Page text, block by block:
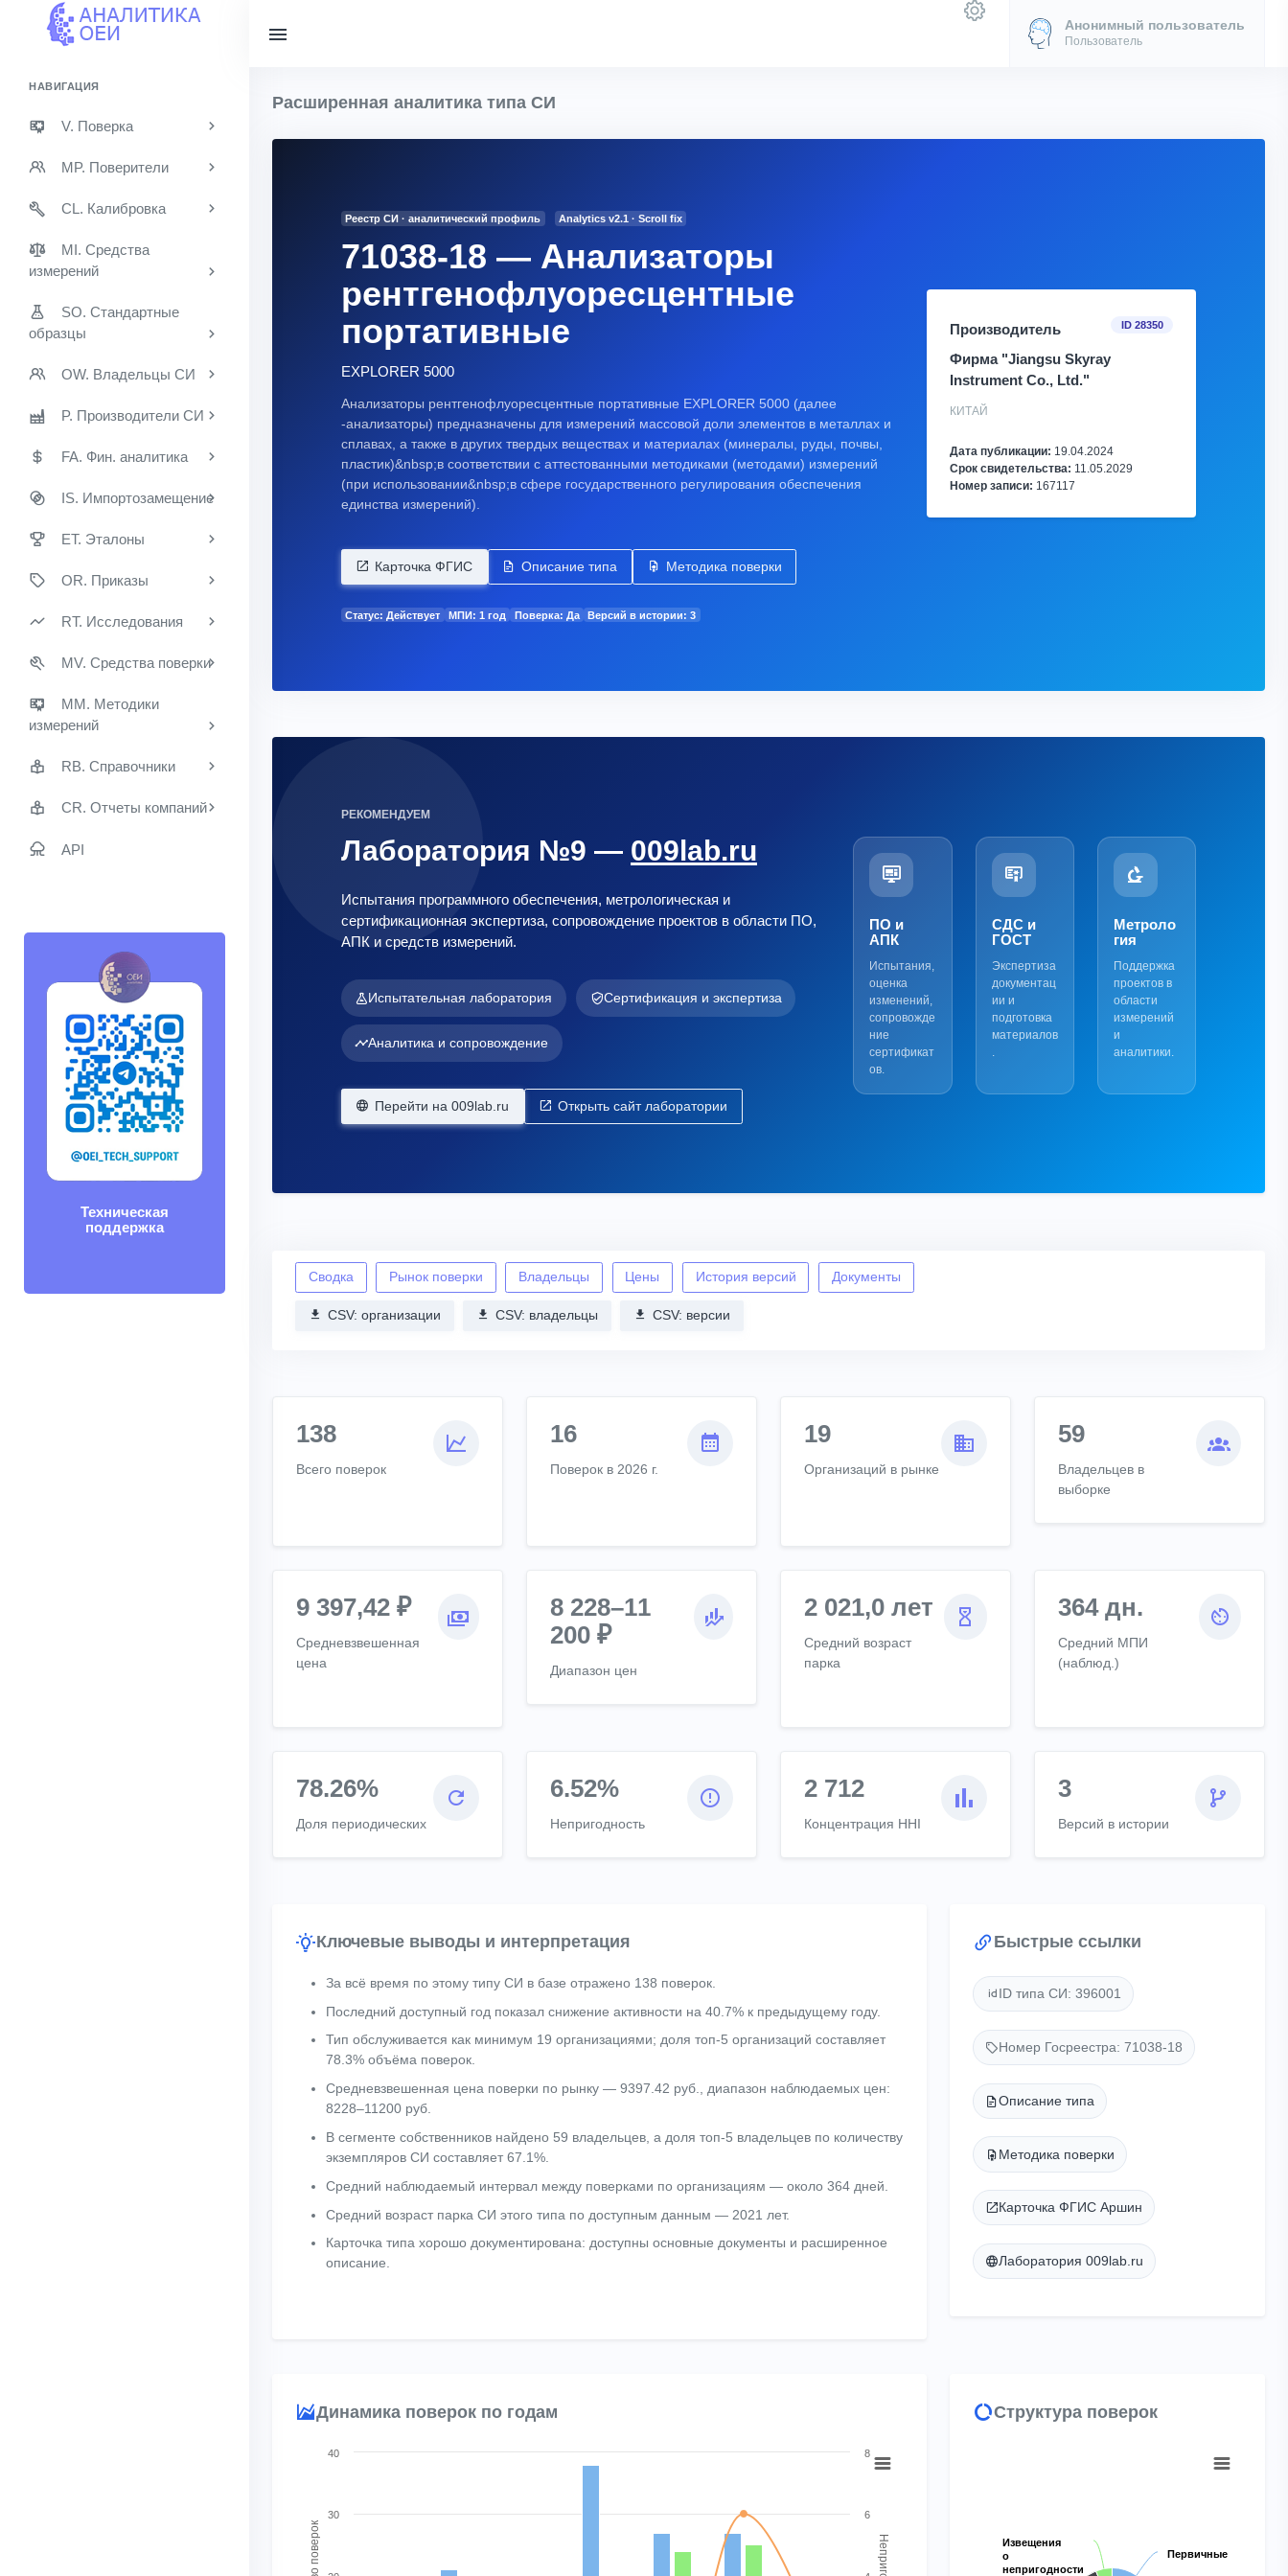
НАВИГАЦИЯ
V. Поверка
MP. Поверители
CL. Калибровка
MI. Средства
измерений
SO. Стандартные
образцы
OW. Владельцы СИ
P. Производители СИ
FA. Фин. аналитика
IS. Импортозамещение
ET. Эталоны
OR. Приказы
RT. Исследования
MV. Средства поверки
MM. Методики
измерений
RB. Справочники
CR. Отчеты компаний
API
Техническая
поддержка
Анонимный пользователь
Пользователь
Расширенная аналитика типа СИ
Реестр СИ · аналитический профиль Analytics v2.1 · Scroll fix
71038-18 — Анализаторы
рентгенофлуоресцентные
портативные
EXPLORER 5000
Анализаторы рентгенофлуоресцентные портативные EXPLORER 5000 (далее
-анализаторы) предназначены для измерений массовой доли элементов в металлах и
сплавах, а также в других твердых веществах и материалах (минералы, руды, почвы,
пластик)&nbsp;в соответствии с аттестованными методиками (методами) измерений
(при использовании&nbsp;в сфере государственного регулирования обеспечения
единства измерений).
Карточка ФГИС Описание типа Методика поверки
Статус: Действует МПИ: 1 год Поверка: Да Версий в истории: 3
Производитель ID 28350
Фирма "Jiangsu Skyray
Instrument Co., Ltd."
КИТАЙ
Дата публикации: 19.04.2024
Срок свидетельства: 11.05.2029
Номер записи: 167117
РЕКОМЕНДУЕМ
Лаборатория №9 — 009lab.ru
Испытания программного обеспечения, метрологическая и
сертификационная экспертиза, сопровождение проектов в области ПО,
АПК и средств измерений.
Испытательная лаборатория Сертификация и экспертиза
Аналитика и сопровождение
Перейти на 009lab.ru Открыть сайт лаборатории
ПО и
АПК
Испытания,
оценка
изменений,
сопровожде
ние
сертификат
ов.
СДС и
ГОСТ
Экспертиза
документац
ии и
подготовка
материалов
.
Метроло
гия
Поддержка
проектов в
области
измерений
и
аналитики.
Сводка Рынок поверки Владельцы Цены История версий Документы
CSV: организации CSV: владельцы CSV: версии
138
Всего поверок
16
Поверок в 2026 г.
19
Организаций в рынке
59
Владельцев в
выборке
9 397,42 ₽
Средневзвешенная
цена
8 228–11
200 ₽
Диапазон цен
2 021,0 лет
Средний возраст
парка
364 дн.
Средний МПИ
(наблюд.)
78.26%
Доля периодических
6.52%
Непригодность
2 712
Концентрация HHI
3
Версий в истории
Ключевые выводы и интерпретация
За всё время по этому типу СИ в базе отражено 138 поверок.
Последний доступный год показал снижение активности на 40.7% к предыдущему году.
Тип обслуживается как минимум 19 организациями; доля топ-5 организаций составляет
78.3% объёма поверок.
Средневзвешенная цена поверки по рынку — 9397.42 руб., диапазон наблюдаемых цен:
8228–11200 руб.
В сегменте собственников найдено 59 владельцев, а доля топ-5 владельцев по количеству
экземпляров СИ составляет 67.1%.
Средний наблюдаемый интервал между поверками по организациям — около 364 дней.
Средний возраст парка СИ этого типа по доступным данным — 2021 лет.
Карточка типа хорошо документирована: доступны основные документы и расширенное
описание.
Быстрые ссылки
ID типа СИ: 396001
Номер Госреестра: 71038-18
Описание типа
Методика поверки
Карточка ФГИС Аршин
Лаборатория 009lab.ru
Динамика поверок по годам
Chart
View as data table, Chart
The chart has 1 X axis displaying categories.
The chart has 2 Y axes displaying Количество поверок and Непригодность.
30
40
6
8
Структура поверок
Первичные
Первичные
Извещения
о
непригодности
Извещения
о
непригодности